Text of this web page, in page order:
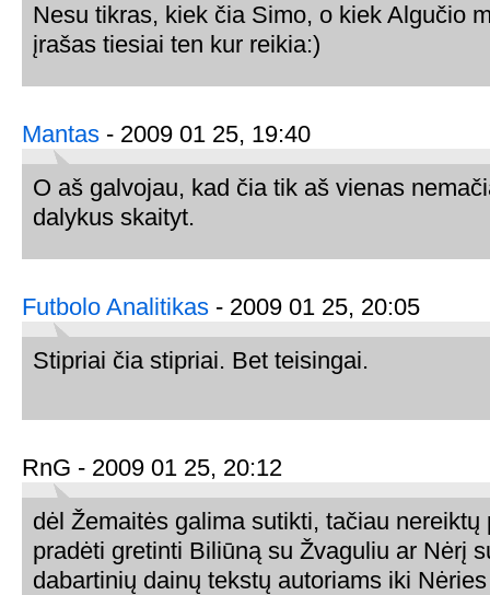
Nesu tikras, kiek čia Simo, o kiek Algučio
įrašas tiesiai ten kur reikia:)
Mantas - 2009 01 25, 19:40
O aš galvojau, kad čia tik aš vienas
dalykus skaityt.
Futbolo Analitikas - 2009 01 25, 20:05
Stipriai čia stipriai. Bet teisingai.
RnG - 2009 01 25, 20:12
dėl Žemaitės galima sutikti, tačiau nereiktų
pradėti gretinti Biliūną su Žvaguliu ar Nėrį
dabartinių dainų tekstų autoriams iki